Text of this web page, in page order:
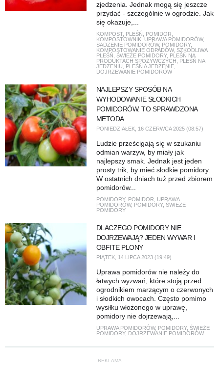
zjedzenia. Jednak mogą się jeszcze
przydać - szczególnie w ogrodzie. Jak
się okazuje,...
KOMPOST, PLEŚŃ POMIDOR
KOMPOSTOWNIK, UPRAWA POMIDORÓW,
SADZENIE POMIDORÓW, POMIDORY,
KOMPOSTOWANIE ODPADÓW, SZKODLIWA
PLEŚŃ ŚWIEŻE POMIDORY, PLEŚŃ NA
PRODUKTACH SPOŻYWCZYCH
PLEŚŃ NA
JEDZENIU
PLEŚŃ A JEDZENIE,
DOJRZEWANIE POMIDORÓW
NAJLEPSZY SPOSÓB NA
WYHODOWANIE SŁODKICH
POMIDORÓW. TO SPRAWDZONA
METODA
PONIEDZIAŁEK, 16 CZERWCA 2025 (08:57)
Ludzie prześcigają się w szukaniu
odmian warzyw, by miały jak
najlepszy smak. Jednak jest jeden
prosty trik, by mieć słodkie pomidory.
W ostatnich dniach tuż przed zbiorem
pomidorów...
POMIDORY, POMIDOR
UPRAWA
POMIDORÓW, POMIDORY, ŚWIEŻE
POMIDORY
DLACZEGO POMIDORY NIE
DOJRZEWAJĄ? JEDEN WYWAR I
OBFITE PLONY
PIĄTEK, 14 LIPCA 2023 (19:49)
Uprawa pomidorów nie należy do
łatwych wyzwań, które stoją przed
ogrodnikiem marzącym o czerwonych
i słodkich owocach. Często pomimo
wysiłku włożonego w uprawę,
pomidory nie dojrzewają,...
UPRAWA POMIDORÓW, POMIDORY, ŚWIEŻE
POMIDORY, DOJRZEWANIE POMIDORÓW
REKLAMA